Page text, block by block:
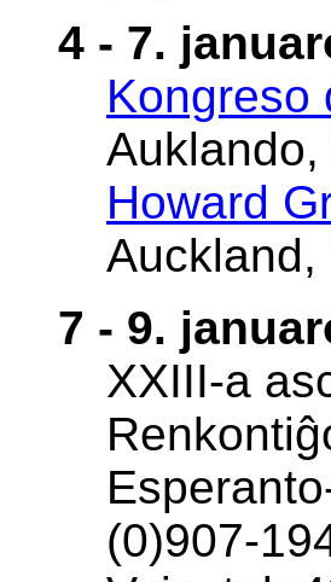
4 - 7.
Kongreso
Howard
Auckland,
7 - 9.
XXIII-a
(0)907-